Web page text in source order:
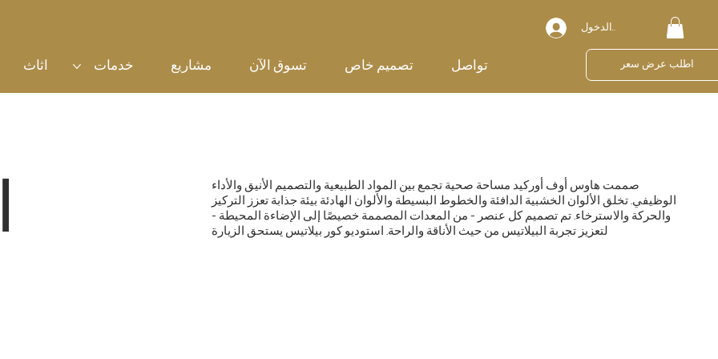
تسجيل الدخول
اطلب عرض سعر اثاث خدمات مشاريع تسوق الآن تصميم خاص تواصل
صممت هاوس أوف أوركيد مساحة صحية تجمع بين المواد الطبيعية والتصميم الأنيق والأداء
الوظيفي. تخلق الألوان الخشبية الدافئة والخطوط البسيطة والألوان الهادئة بيئة جذابة تعزز التركيز
والحركة والاسترخاء. تم تصميم كل عنصر - من المعدات المصممة خصيصًا إلى الإضاءة المحيطة -
لتعزيز تجربة البيلاتيس من حيث الأناقة والراحة. استوديو كور بيلاتيس يستحق الزيارة